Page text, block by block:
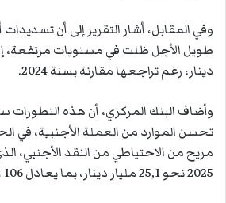
وفي المقابل، أشار التقرير إلى أن
دينار، رغم تراجعها مقارنة بسنة 2024.
وأضاف البنك المركزي، أن هذه
تحسن الموارد من العملة الأجنبية، في
مريح من الاحتياطي من النقد الأجنبي،
2025 نحو 25,1 مليار دينار، بما يعادل 106 أيام توريد.